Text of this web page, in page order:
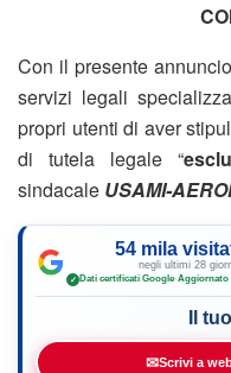
Con il presente
servizi legali
propri utenti di aver
di tutela legale “
sindacale USAMI-
54 mila
negli ultimi 28
✓ Dati certificati Google·Aggiornato
Il
✉Scrivi a